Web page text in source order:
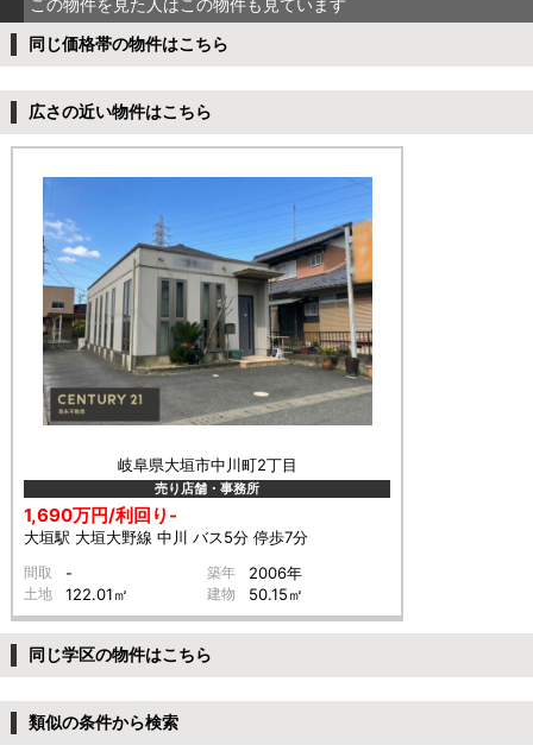
この物件を見た人はこの物件も見ています
同じ価格帯の物件はこちら
広さの近い物件はこちら
岐阜県大垣市中川町2丁目
売り店舗・事務所
1,690万円/利回り-
大垣駅 大垣大野線 中川 バス5分 停歩7分
間取 - 築年 2006年
土地 122.01㎡ 建物 50.15㎡
同じ学区の物件はこちら
類似の条件から検索